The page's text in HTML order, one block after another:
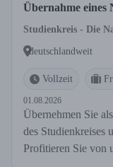
Übernahme eines
Studienkreis - Die
deutschlandweit
Vollzeit
01.08.2026
Übernehmen Sie
des Studienkreises
Profitieren Sie von